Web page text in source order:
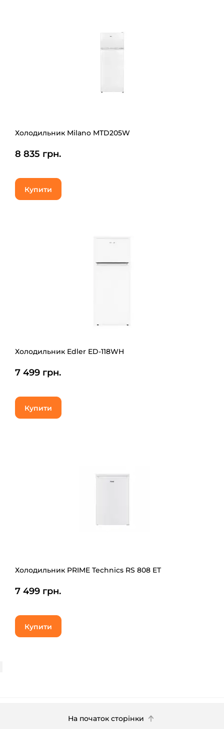
Холодильник Milano MTD205W
8 835 грн.
Купити
Холодильник Edler ED-118WH
7 499 грн.
Купити
Холодильник PRIME Technics RS 808 ET
7 499 грн.
Купити
На початок сторінки